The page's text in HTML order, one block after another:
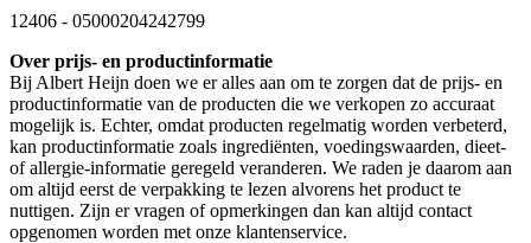
12406 - 05000204242799
Over prijs- en productinformatie
Bij Albert Heijn doen we er alles aan om te zorgen dat de prijs- en
productinformatie van de producten die we verkopen zo accuraat
mogelijk is. Echter, omdat producten regelmatig worden verbeterd,
kan productinformatie zoals ingrediënten, voedingswaarden, dieet-
of allergie-informatie geregeld veranderen. We raden je daarom aan
om altijd eerst de verpakking te lezen alvorens het product te
nuttigen. Zijn er vragen of opmerkingen dan kan altijd contact
opgenomen worden met onze klantenservice.